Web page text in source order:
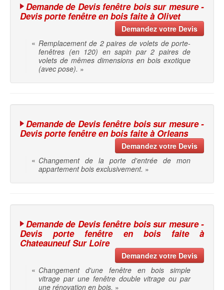
Demande de Devis fenêtre bois sur mesure -
Devis porte fenêtre en bois faite à Olivet
Demandez votre Devis
« Remplacement de 2 paires de volets de porte-
fenêtres (en 120) en sapin par 2 paires de
volets de mêmes dimensions en bois exotique
(avec pose). »
Demande de Devis fenêtre bois sur mesure -
Devis porte fenêtre en bois faite à Orleans
Demandez votre Devis
« Changement de la porte d'entrée de mon
appartement bois exclusivement. »
Demande de Devis fenêtre bois sur mesure -
Devis porte fenêtre en bois faite à
Chateauneuf Sur Loire
Demandez votre Devis
« Changement d'une fenêtre en bois simple
vitrage par une fenêtre double vitrage ou par
une rénovation en bois. »